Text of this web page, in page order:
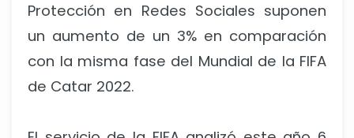
Protección en Redes Sociales suponen
un aumento de un 3% en comparación
con la misma fase del Mundial de la FIFA
de Catar 2022.